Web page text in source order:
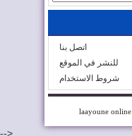
اتصل بنا
للنشر في الموقع
شروط الاستخدام
laayoune online
-->